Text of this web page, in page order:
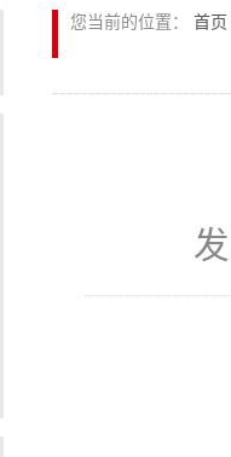
您当前的位置： 首页